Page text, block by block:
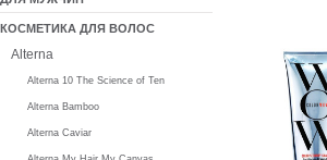
КОСМЕТИКА ДЛЯ ВОЛОС
Alterna
Alterna 10 The Science of Ten
Alterna Bamboo
Alterna Caviar